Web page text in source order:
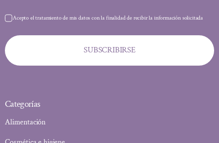
Acepto el tratamiento de mis datos con la finalidad de recibir la información solicitada
SUBSCRIBIRSE
Categorías
Alimentación